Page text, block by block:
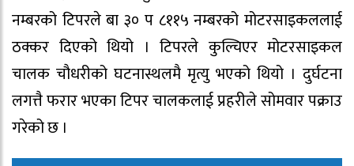
नम्बरको टिपरले बा ३० प ८११५ नम्बरको मोटरसाइकललाई
ठक्कर दिएको थियो । टिपरले कुल्चिएर मोटरसाइकल
चालक चौधरीको घटनास्थलमै मृत्यु भएको थियो । दुर्घटना
लगत्तै फरार भएका टिपर चालकलाई प्रहरीले सोमवार पक्राउ
गरेको छ ।